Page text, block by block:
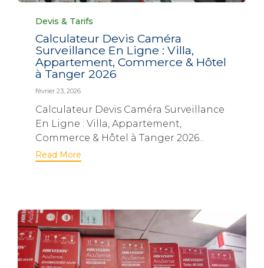
Category
Devis & Tarifs
Calculateur Devis Caméra
Surveillance En Ligne : Villa,
Appartement, Commerce & Hôtel
à Tanger 2026
février 23, 2026
Calculateur Devis Caméra Surveillance
En Ligne : Villa, Appartement,
Commerce & Hôtel à Tanger 2026...
Read More